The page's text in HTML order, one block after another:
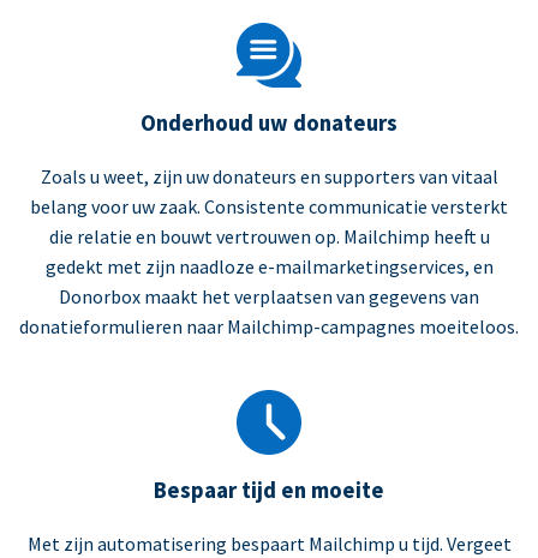
Onderhoud uw donateurs
Zoals u weet, zijn uw donateurs en supporters van vitaal
belang voor uw zaak. Consistente communicatie versterkt
die relatie en bouwt vertrouwen op. Mailchimp heeft u
gedekt met zijn naadloze e-mailmarketingservices, en
Donorbox maakt het verplaatsen van gegevens van
donatieformulieren naar Mailchimp-campagnes moeiteloos.
Bespaar tijd en moeite
Met zijn automatisering bespaart Mailchimp u tijd. Vergeet